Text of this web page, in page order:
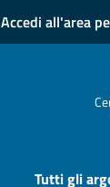
Accedi all'area
Tutti gli